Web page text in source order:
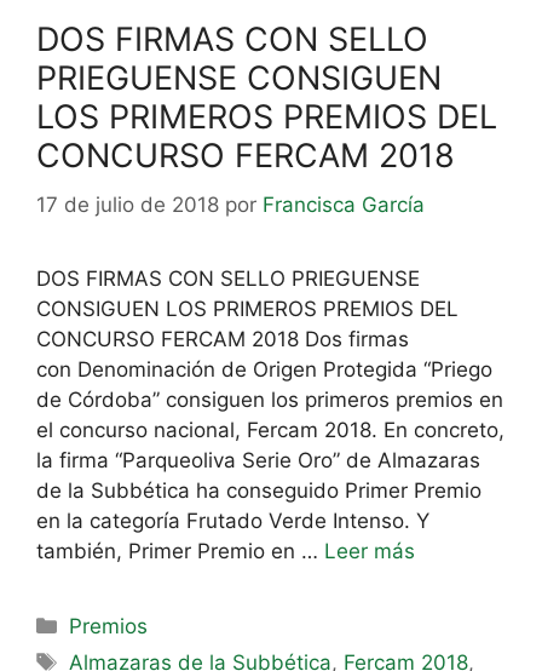
DOS FIRMAS CON SELLO
PRIEGUENSE CONSIGUEN
LOS PRIMEROS PREMIOS DEL
CONCURSO FERCAM 2018
17 de julio de 2018 por Francisca García
DOS FIRMAS CON SELLO PRIEGUENSE
CONSIGUEN LOS PRIMEROS PREMIOS DEL
CONCURSO FERCAM 2018 Dos firmas
con Denominación de Origen Protegida “Priego
de Córdoba” consiguen los primeros premios en
el concurso nacional, Fercam 2018. En concreto,
la firma “Parqueoliva Serie Oro” de Almazaras
de la Subbética ha conseguido Primer Premio
en la categoría Frutado Verde Intenso. Y
también, Primer Premio en … Leer más
Premios
Almazaras de la Subbética, Fercam 2018,